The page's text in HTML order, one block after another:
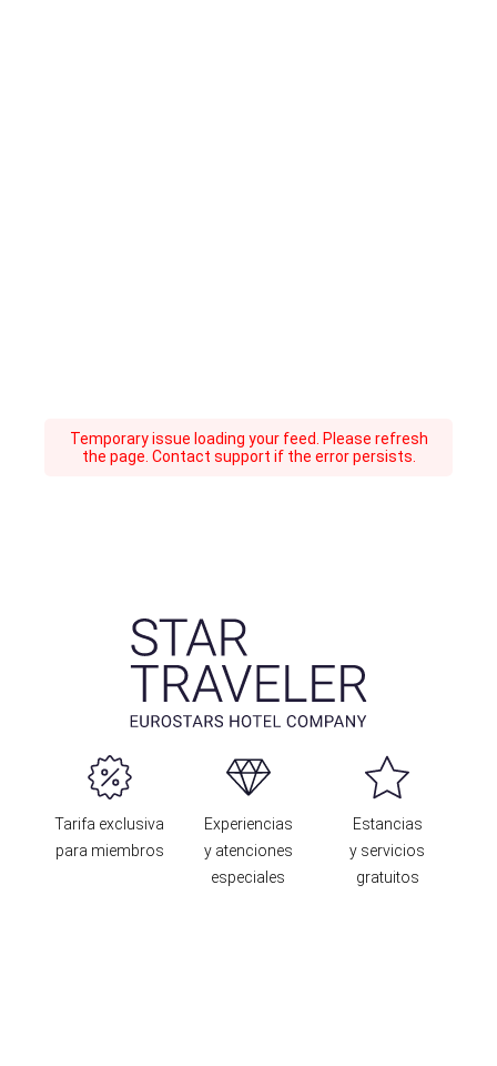
Temporary issue loading your feed. Please refresh
the page. Contact support if the error persists.
Tarifa exclusiva
para miembros
Experiencias
y atenciones
especiales
Estancias
y servicios
gratuitos